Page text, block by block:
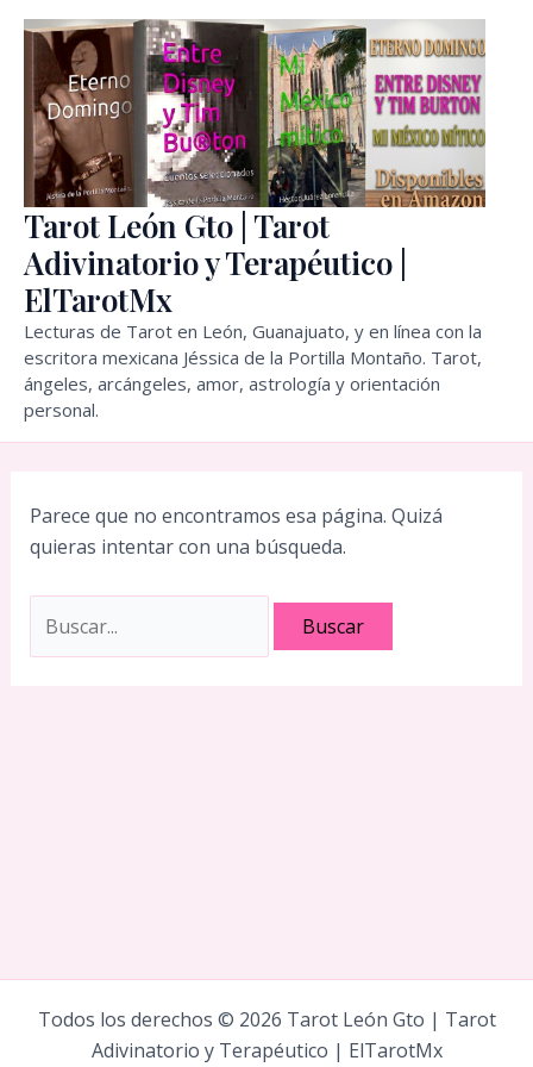
contenido
Tarot León Gto | Tarot
Adivinatorio y Terapéutico |
ElTarotMx
Lecturas de Tarot en León, Guanajuato, y en línea con la
escritora mexicana Jéssica de la Portilla Montaño. Tarot,
ángeles, arcángeles, amor, astrología y orientación
personal.
Parece que no encontramos esa página. Quizá
quieras intentar con una búsqueda.
Todos los derechos © 2026 Tarot León Gto | Tarot
Adivinatorio y Terapéutico | ElTarotMx